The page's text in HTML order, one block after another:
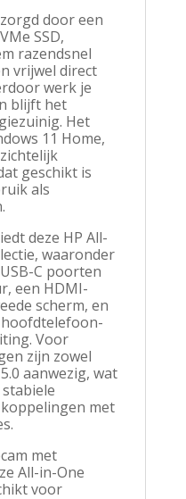
door een
SSD,
razendsnel
vrijwel direct
werk je
blijft het
Het
11 Home,
geschikt is
als
deze HP All-
waaronder
C poorten
een HDMI-
scherm, en
Voor
zijn zowel
aanwezig, wat
met
met
All-in-One
voor